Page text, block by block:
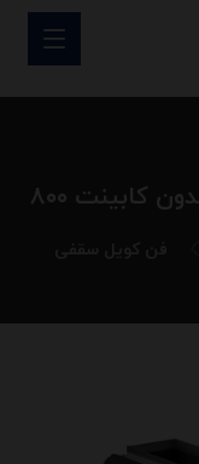
فن کویل سقفی